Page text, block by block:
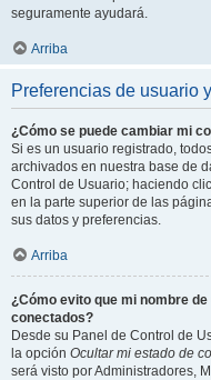
seguramente ayudará.
Arriba
Preferencias de usuario
¿Cómo se puede cambiar mi
Si es un usuario registrado,
archivados en nuestra base de
Control de Usuario; haciendo
en la parte superior de las
sus datos y preferencias.
Arriba
¿Cómo evito que mi nombre
conectados?
Desde su Panel de Control de
la opción Ocultar mi estado de
será visto por Administradores,